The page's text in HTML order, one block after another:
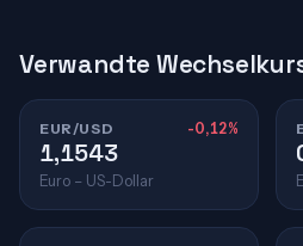
Verwandte
EUR/USD -0,12%
1,1543
Euro – US-Dollar